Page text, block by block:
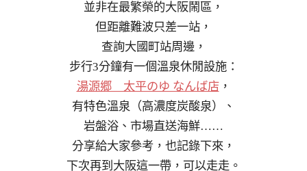
並非在最繁榮的大阪鬧區，
但距離難波只差一站，
查詢大國町站周邊，
步行3分鐘有一個溫泉休閒設施：
湯源郷 太平のゆ なんば店，
有特色溫泉（高濃度炭酸泉）、
岩盤浴、市場直送海鮮……
分享給大家參考，也記錄下來，
下次再到大阪這一帶，可以走走。